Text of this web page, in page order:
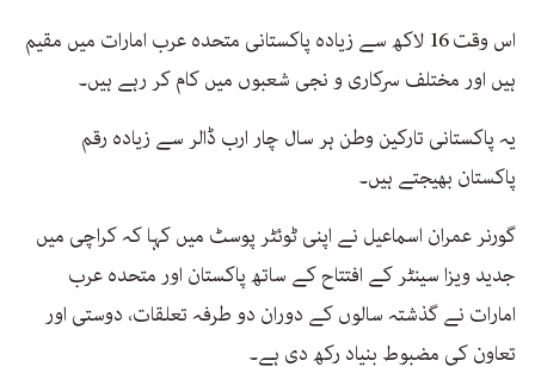
اس وقت 16 لاکھ سے زیادہ پاکستانی متحدہ عرب امارات میں مقیم
ہیں اور مختلف سرکاری و نجی شعبوں میں کام کر رہے ہیں۔
یہ پاکستانی تارکین وطن ہر سال چار ارب ڈالر سے زیادہ رقم
پاکستان بھیجتے ہیں۔
گورنر عمران اسماعیل نے اپنی ٹوئٹر پوسٹ میں کہا کہ کراچی میں
جدید ویزا سینٹر کے افتتاح کے ساتھ پاکستان اور متحدہ عرب
امارات نے گذشتہ سالوں کے دوران دو طرفہ تعلقات، دوستی اور
تعاون کی مضبوط بنیاد رکھ دی ہے۔